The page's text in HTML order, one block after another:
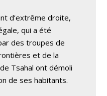
d’extrême droite,
qui a été
des troupes de
et de la
Tsahal ont démoli
de ses habitants.